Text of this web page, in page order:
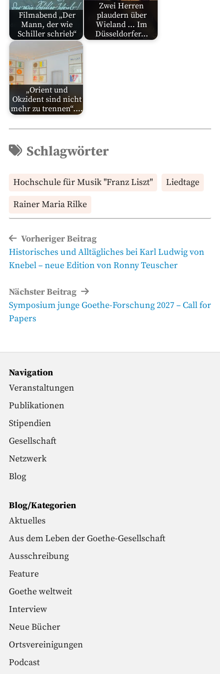
Filmabend „Der
Mann, der wie
Schiller schrieb“
Zwei Herren
plaudern über
Wieland … Im
Düsseldorfer…
„Orient und
Okzident sind nicht
mehr zu trennen“.…
Schlagwörter
Hochschule für Musik "Franz Liszt"
Liedtage
Rainer Maria Rilke
Beitragsnavigation
Vorheriger Beitrag
Vorheriger
Beitrag
Historisches und Alltägliches bei Karl Ludwig von
Knebel – neue Edition von Ronny Teuscher
Nächster Beitrag
Nächster
Beitrag
Symposium junge Goethe-Forschung 2027 – Call for
Papers
Navigation
Veranstaltungen
Publikationen
Stipendien
Gesellschaft
Netzwerk
Blog
Blog/Kategorien
Aktuelles
Aus dem Leben der Goethe-Gesellschaft
Ausschreibung
Feature
Goethe weltweit
Interview
Neue Bücher
Ortsvereinigungen
Podcast